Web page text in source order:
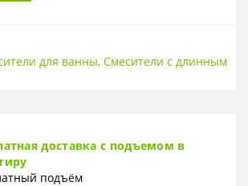
Россия
для ванны,Смесители с длинным
доставка с подъемом в
подъём